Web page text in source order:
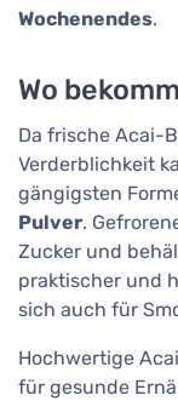
Wochenendes.
Wo
Da frische Acai-
Verderblichkeit
gängigsten
Pulver.
Zucker und
praktischer und
sich auch für
Hochwertige
für gesunde